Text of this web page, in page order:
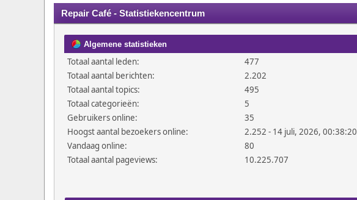
Repair Café - Statistiekencentrum
Algemene statistieken
Totaal aantal leden:
477
Totaal aantal berichten:
2.202
Totaal aantal topics:
495
Totaal categorieën:
5
Gebruikers online:
35
Hoogst aantal bezoekers online:
2.252 - 14 juli, 2026, 00:38:20
Vandaag online:
80
Totaal aantal pageviews:
10.225.707